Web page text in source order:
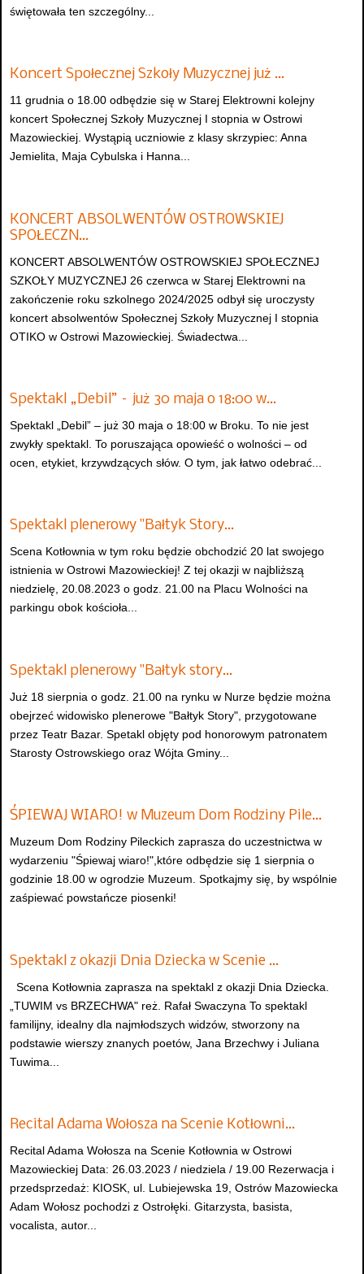
świętowała ten szczególny...
Koncert Społecznej Szkoły Muzycznej już …
11 grudnia o 18.00 odbędzie się w Starej Elektrowni kolejny
koncert Społecznej Szkoły Muzycznej I stopnia w Ostrowi
Mazowieckiej. Wystąpią uczniowie z klasy skrzypiec: Anna
Jemielita, Maja Cybulska i Hanna...
KONCERT ABSOLWENTÓW OSTROWSKIEJ
SPOŁECZN…
KONCERT ABSOLWENTÓW OSTROWSKIEJ SPOŁECZNEJ
SZKOŁY MUZYCZNEJ 26 czerwca w Starej Elektrowni na
zakończenie roku szkolnego 2024/2025 odbył się uroczysty
koncert absolwentów Społecznej Szkoły Muzycznej I stopnia
OTIKO w Ostrowi Mazowieckiej. Świadectwa...
Spektakl „Debil” – już 30 maja o 18:00 w…
Spektakl „Debil” – już 30 maja o 18:00 w Broku. To nie jest
zwykły spektakl. To poruszająca opowieść o wolności – od
ocen, etykiet, krzywdzących słów. O tym, jak łatwo odebrać...
Spektakl plenerowy "Bałtyk Story…
Scena Kotłownia w tym roku będzie obchodzić 20 lat swojego
istnienia w Ostrowi Mazowieckiej! Z tej okazji w najbliższą
niedzielę, 20.08.2023 o godz. 21.00 na Placu Wolności na
parkingu obok kościoła...
Spektakl plenerowy "Bałtyk story…
Już 18 sierpnia o godz. 21.00 na rynku w Nurze będzie można
obejrzeć widowisko plenerowe "Bałtyk Story", przygotowane
przez Teatr Bazar. Spetakl objęty pod honorowym patronatem
Starosty Ostrowskiego oraz Wójta Gminy...
ŚPIEWAJ WIARO! w Muzeum Dom Rodziny Pile…
Muzeum Dom Rodziny Pileckich zaprasza do uczestnictwa w
wydarzeniu "Śpiewaj wiaro!",które odbędzie się 1 sierpnia o
godzinie 18.00 w ogrodzie Muzeum. Spotkajmy się, by wspólnie
zaśpiewać powstańcze piosenki!
Spektakl z okazji Dnia Dziecka w Scenie …
Scena Kotłownia zaprasza na spektakl z okazji Dnia Dziecka.
„TUWIM vs BRZECHWA" reż. Rafał Swaczyna To spektakl
familijny, idealny dla najmłodszych widzów, stworzony na
podstawie wierszy znanych poetów, Jana Brzechwy i Juliana
Tuwima...
Recital Adama Wołosza na Scenie Kotłowni…
Recital Adama Wołosza na Scenie Kotłownia w Ostrowi
Mazowieckiej Data: 26.03.2023 / niedziela / 19.00 Rezerwacja i
przedsprzedaż: KIOSK, ul. Lubiejewska 19, Ostrów Mazowiecka
Adam Wołosz pochodzi z Ostrołęki. Gitarzysta, basista,
vocalista, autor...